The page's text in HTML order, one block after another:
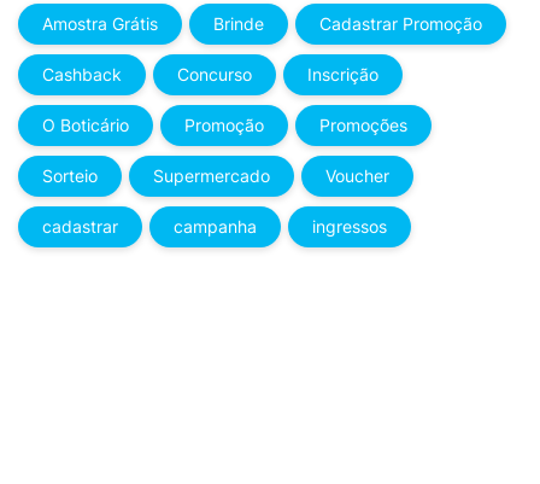
Amostra Grátis Brinde Cadastrar Promoção
Cashback Concurso Inscrição
O Boticário Promoção Promoções
Sorteio Supermercado Voucher
cadastrar campanha ingressos